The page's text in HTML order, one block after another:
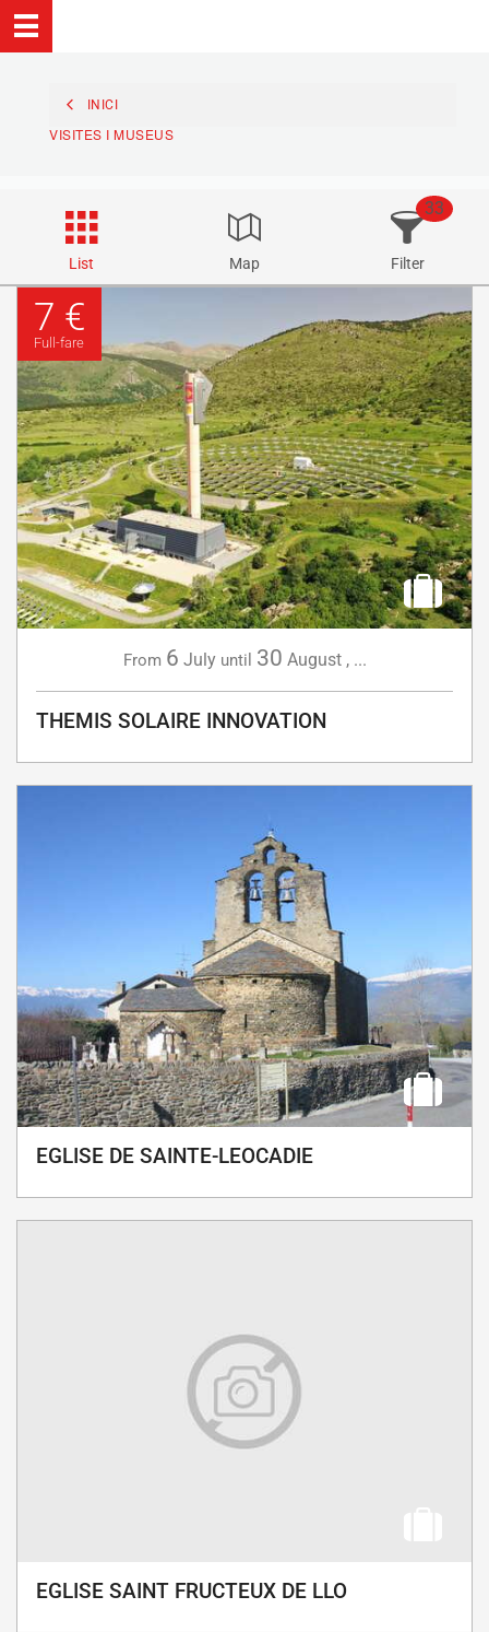
INICI
VISITES I MUSEUS
List Map Filter
33
7 €
Full-fare
From 6 July until 30 August, ...
THEMIS SOLAIRE INNOVATION
EGLISE DE SAINTE-LEOCADIE
EGLISE SAINT FRUCTEUX DE LLO